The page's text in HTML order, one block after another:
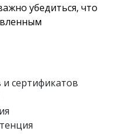
убедиться, что
сертификатов